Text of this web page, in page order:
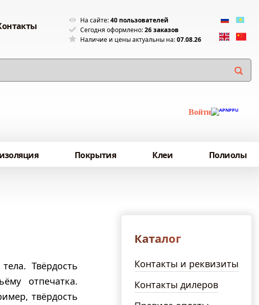
На сайте:40 пользователей
Сегодня оформлено:26 заказов
Наличие и цены актуальны на:07.08.26
Войти
Покрытия Клеи Полиолы
Каталог
Контакты и реквизиты
Контакты дилеров
Твёрдость
отпечатка.
твёрдость